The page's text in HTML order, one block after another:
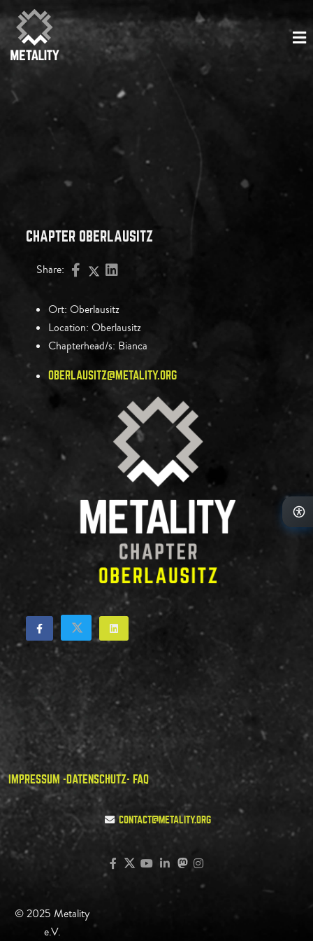
CHAPTER OBERLAUSITZ
Share:
Ort: Oberlausitz
Location: Oberlausitz
Chapterhead/s: Bianca
OBERLAUSITZ@METALITY.ORG
IMPRESSUM -DATENSCHUTZ- FAQ
CONTACT@METALITY.ORG
© 2025 Metality
e.V.